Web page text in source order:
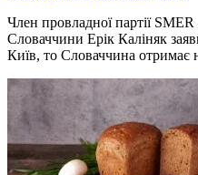
Член провладної партії
Словаччини Ерік Каліняк
Київ, то Словаччина отримає